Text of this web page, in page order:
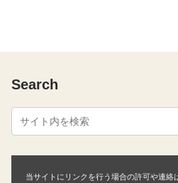
Search
当サイトにリンクを行う場合の許可や連絡